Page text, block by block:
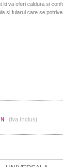
iti va oferi caldura si
si fularul care se
(tva inclus)